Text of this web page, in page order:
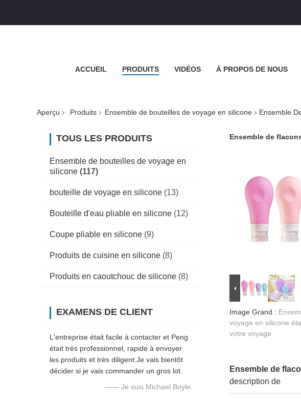
ACCUEIL PRODUITS VIDÉOS À PROPOS DE NOUS
Aperçu Produits Ensemble de bouteilles de voyage en silicone Ensemble
TOUS LES PRODUITS
Ensemble de bouteilles de voyage en
silicone (117)
bouteille de voyage en silicone (13)
Bouteille d'eau pliable en silicone (12)
Coupe pliable en silicone (9)
Produits de cuisine en silicone (8)
Produits en caoutchouc de silicone (8)
EXAMENS DE CLIENT
L'entreprise était facile à contacter et Peng
était très professionnel, rapide à envoyer
les produits et très diligent.Je vais bientôt
décider si je vais commander un gros lot.
—— Je suis Michael Boyle.
Ensemble de
Image Grand :
voyage en silicone
votre voyage
Ensemble de
description de